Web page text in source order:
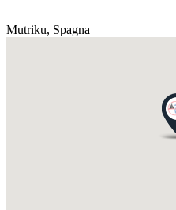
Mutriku, Spagna